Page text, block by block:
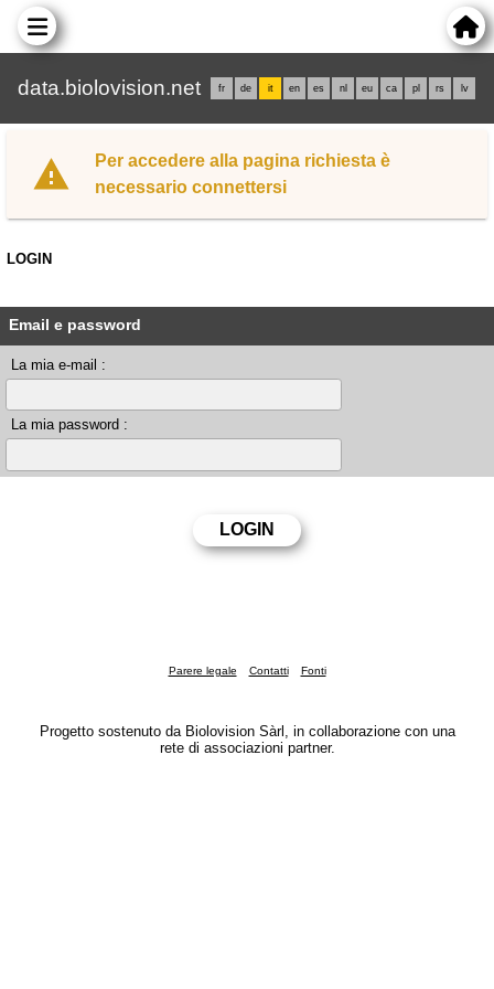
data.biolovision.net fr de it en es nl eu ca pl rs lv
Per accedere alla pagina richiesta è
necessario connettersi
LOGIN
Email e password
La mia e-mail :
La mia password :
Parere legale Contatti Fonti
Progetto sostenuto da Biolovision Sàrl, in collaborazione con una
rete di associazioni partner.